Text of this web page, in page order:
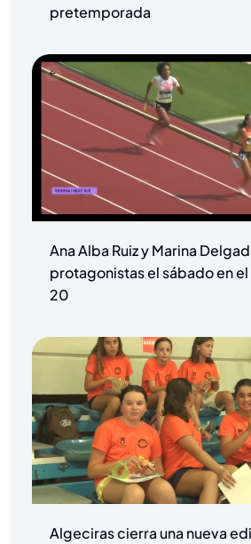
pretemporada
Ana Alba Ruiz y Marina
protagonistas el sábado en el
20
Algeciras cierra una nueva